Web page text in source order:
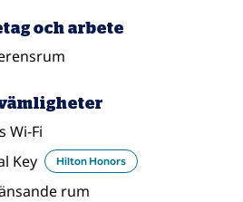
och arbete
Wi-Fi
Key
Hilton Honors
rum